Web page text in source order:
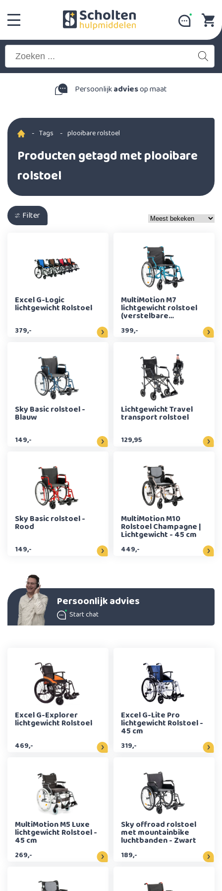
Persoonlijkadviesop maat
- Tags - plooibare rolstoel
Producten getagd met plooibare
rolstoel
Filter
Excel G-Logic
lichtgewicht Rolstoel
379,-
MultiMotion M7
lichtgewicht rolstoel
(verstelbare
399,-
Sky Basic rolstoel -
Blauw
149,-
Lichtgewicht Travel
transport rolstoel
129,95
Sky Basic rolstoel -
Rood
149,-
MultiMotion M10
Rolstoel Champagne |
Lichtgewicht - 45 cm
449,-
Persoonlijk advies
Start chat
Excel G-Explorer
lichtgewicht Rolstoel
469,-
Excel G-Lite Pro
lichtgewicht Rolstoel -
45 cm
319,-
MultiMotion M5 Luxe
lichtgewicht Rolstoel -
45 cm
269,-
Sky offroad rolstoel
met mountainbike
luchtbanden - Zwart
189,-